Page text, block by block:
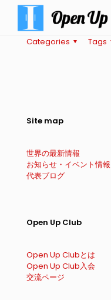
Categories Tags
Site map
世界の最新情報
お知らせ・イベント情報
代表ブログ
Open Up Club
Open Up Clubとは
Open Up Club入会
交流ページ